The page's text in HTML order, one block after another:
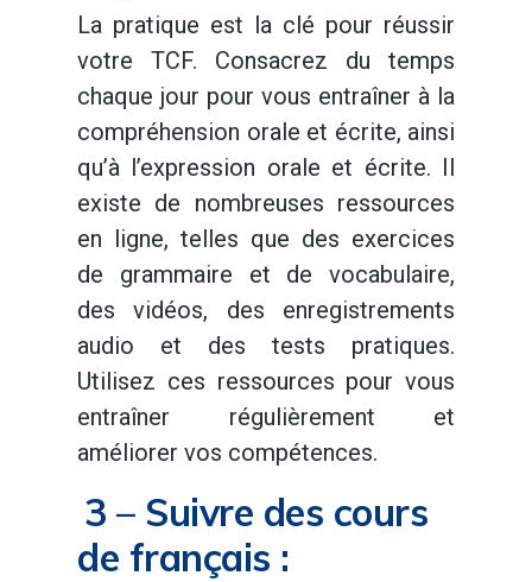
La pratique est la clé pour réussir
votre TCF. Consacrez du temps
chaque jour pour vous entraîner à la
compréhension orale et écrite, ainsi
qu’à l’expression orale et écrite. Il
existe de nombreuses ressources
en ligne, telles que des exercices
de grammaire et de vocabulaire,
des vidéos, des enregistrements
audio et des tests pratiques.
Utilisez ces ressources pour vous
entraîner régulièrement et
améliorer vos compétences.
3 – Suivre des cours
de français :